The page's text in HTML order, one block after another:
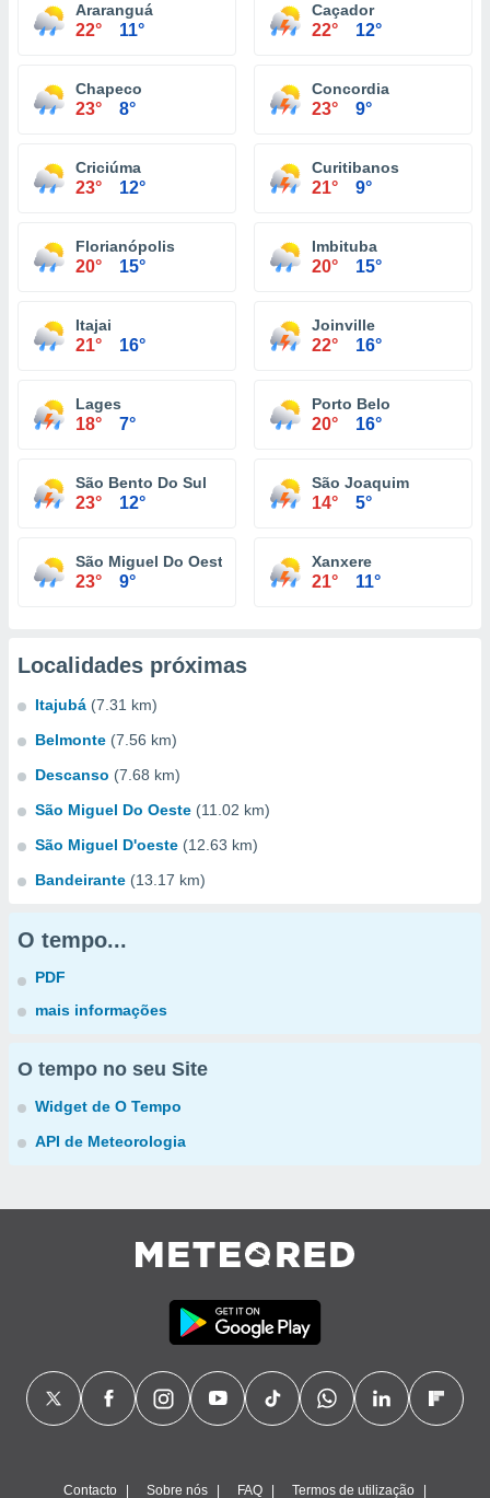
Araranguá
22° 11°
Caçador
22° 12°
Chapeco
23° 8°
Concordia
23° 9°
Criciúma
23° 12°
Curitibanos
21° 9°
Florianópolis
20° 15°
Imbituba
20° 15°
Itajai
21° 16°
Joinville
22° 16°
Lages
18° 7°
Porto Belo
20° 16°
São Bento Do Sul
23° 12°
São Joaquim
14° 5°
São Miguel Do Oeste
23° 9°
Xanxere
21° 11°
Localidades próximas
Itajubá (7.31 km)
Belmonte (7.56 km)
Descanso (7.68 km)
São Miguel Do Oeste (11.02 km)
São Miguel D'oeste (12.63 km)
Bandeirante (13.17 km)
O tempo...
PDF
mais informações
O tempo no seu Site
Widget de O Tempo
API de Meteorologia
Contacto Sobre nós FAQ Termos de utilização